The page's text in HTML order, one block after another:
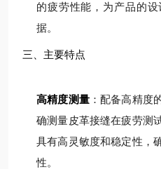
的疲劳性能，为产品的
据。
三、主要特点
高精度测量：配备高精度
确测量皮革接缝在疲劳测
具有高灵敏度和稳定性，
性。